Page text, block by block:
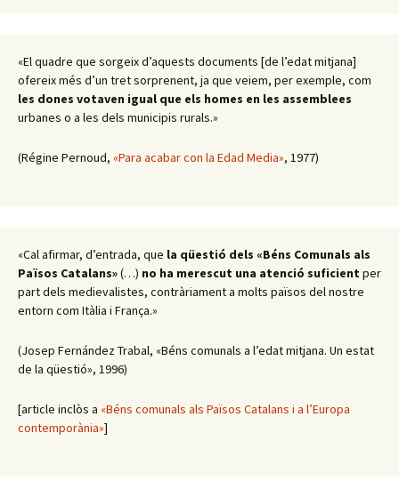
«El quadre que sorgeix d’aquests documents [de l’edat mitjana]
ofereix més d’un tret sorprenent, ja que veiem, per exemple, com
les dones votaven igual que els homes en les assemblees
urbanes o a les dels municipis rurals.»
(Régine Pernoud, «Para acabar con la Edad Media», 1977)
«Cal afirmar, d’entrada, que la qüestió dels «Béns Comunals als
Països Catalans»(…) no ha merescut una atenció suficient per
part dels medievalistes, contràriament a molts països del nostre
entorn com Itàlia i França.»
(Josep Fernández Trabal, «Béns comunals a l’edat mitjana. Un estat
de la qüestió», 1996)
[article inclòs a «Béns comunals als Països Catalans i a l’Europa
contemporània»]